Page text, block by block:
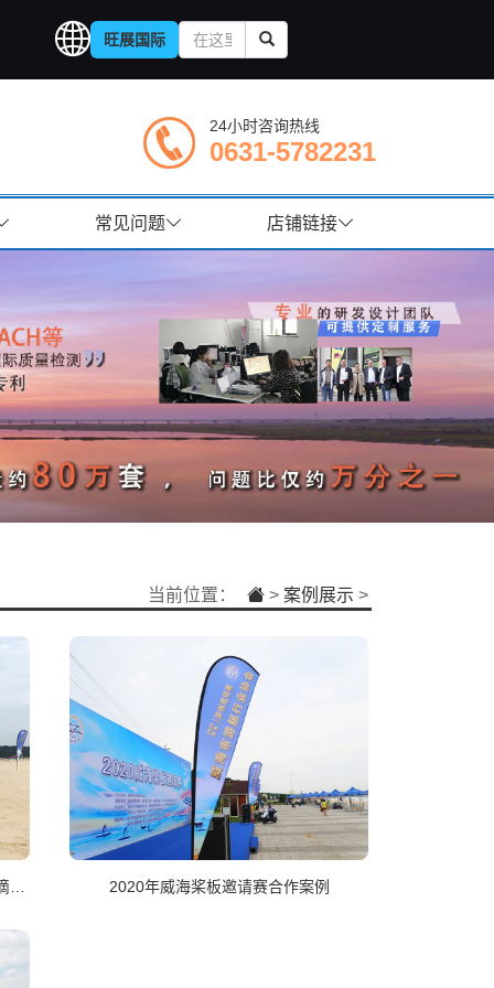
旺展国际
24小时咨询热线
0631-5782231
常见问题 店铺链接
当前位置： > 案例展示 >
威海上山下海俱乐部沙滩活动案例｜水滴旗宣传 2020年威海桨板邀请赛合作案例